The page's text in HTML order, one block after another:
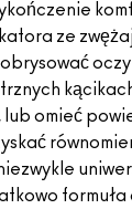
ze
omieć